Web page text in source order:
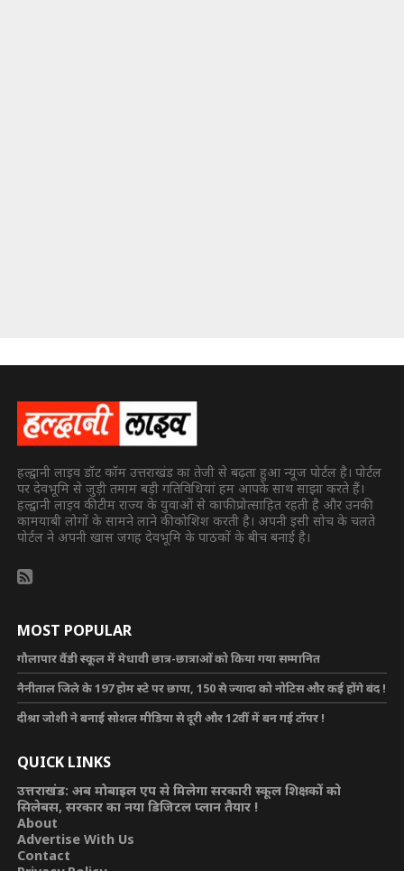
हल्द्वानी लाइव डॉट कॉम उत्तराखंड का तेजी से बढ़ता हुआ न्यूज पोर्टल है। पोर्टल
पर देवभूमि से जुड़ी तमाम बड़ी गतिविधियां हम आपके साथ साझा करते हैं।
हल्द्वानी लाइव की टीम राज्य के युवाओं से काफी प्रोत्साहित रहती है और उनकी
कामयाबी लोगों के सामने लाने की कोशिश करती है। अपनी इसी सोच के चलते
पोर्टल ने अपनी खास जगह देवभूमि के पाठकों के बीच बनाई है।
MOST POPULAR
गौलापार वैंडी स्कूल में मेधावी छात्र-छात्राओं को किया गया सम्मानित
नैनीताल जिले के 197 होम स्टे पर छापा, 150 से ज्यादा को नोटिस और कई होंगे बंद !
दीश्रा जोशी ने बनाई सोशल मीडिया से दूरी और 12वीं में बन गई टॉपर !
QUICK LINKS
उत्तराखंड: अब मोबाइल एप से मिलेगा सरकारी स्कूल शिक्षकों को
सिलेबस, सरकार का नया डिजिटल प्लान तैयार !
About
Advertise With Us
Contact